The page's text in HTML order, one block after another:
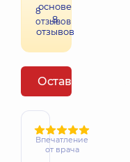
8
отзывов
основе
8
отзывов
Оставить отзыв
Впечатление
от врача